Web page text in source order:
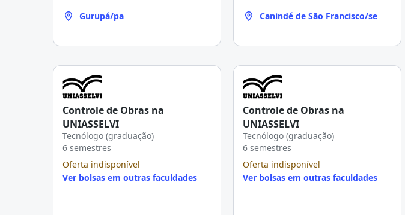
Gurupá/pa Canindé de São Francisco/se
Controle de Obras na
UNIASSELVI
Tecnólogo (graduação)
6 semestres
Oferta indisponível
Ver bolsas em outras faculdades
Controle de Obras na
UNIASSELVI
Tecnólogo (graduação)
6 semestres
Oferta indisponível
Ver bolsas em outras faculdades